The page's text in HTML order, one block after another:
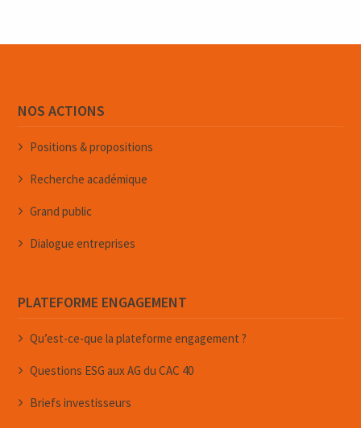
NOS ACTIONS
Positions & propositions
Recherche académique
Grand public
Dialogue entreprises
PLATEFORME ENGAGEMENT
Qu’est-ce-que la plateforme engagement ?
Questions ESG aux AG du CAC 40
Briefs investisseurs